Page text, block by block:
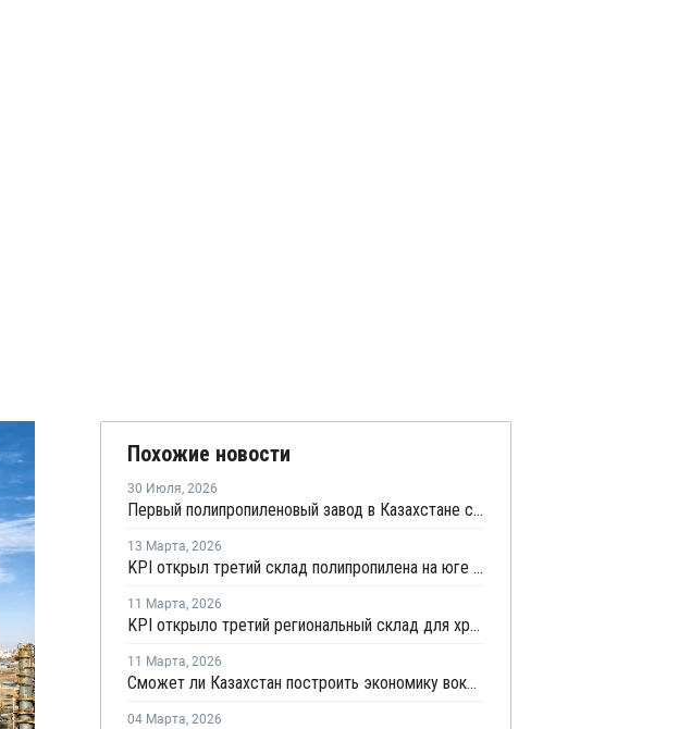
Похожие новости
30 Июля, 2026
Первый полипропиленовый завод в Казахстане с участием СИБУРа терпит убытки
13 Марта, 2026
KPI открыл третий склад полипропилена на юге Казахстана
11 Марта, 2026
KPI открыло третий региональный склад для хранения и оперативной доставки полипропилена
11 Марта, 2026
Сможет ли Казахстан построить экономику вокруг полимеров?
04 Марта, 2026